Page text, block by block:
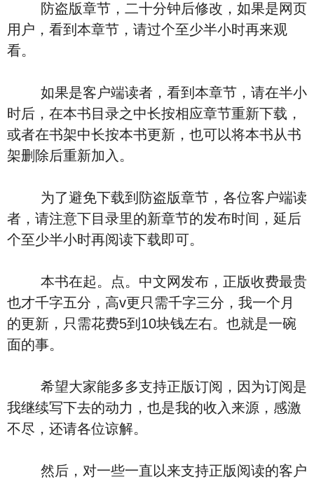
防盗版章节，二十分钟后修改，如果是网页
用户，看到本章节，请过个至少半小时再来观
看。
如果是客户端读者，看到本章节，请在半小
时后，在本书目录之中长按相应章节重新下载，
或者在书架中长按本书更新，也可以将本书从书
架删除后重新加入。
为了避免下载到防盗版章节，各位客户端读
者，请注意下目录里的新章节的发布时间，延后
个至少半小时再阅读下载即可。
本书在起。点。中文网发布，正版收费最贵
也才千字五分，高v更只需千字三分，我一个月
的更新，只需花费5到10块钱左右。也就是一碗
面的事。
希望大家能多多支持正版订阅，因为订阅是
我继续写下去的动力，也是我的收入来源，感激
不尽，还请各位谅解。
然后，对一些一直以来支持正版阅读的客户